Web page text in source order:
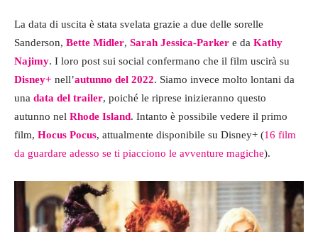
La data di uscita è stata svelata grazie a due delle sorelle
Sanderson, Bette Midler, Sarah Jessica-Parker e da Kathy
Najimy. I loro post sui social confermano che il film uscirà su
Disney+ nell’autunno del 2022. Siamo invece molto lontani da
una data del trailer, poiché le riprese inizieranno questo
autunno nel Rhode Island. Intanto è possibile vedere il primo
film, Hocus Pocus, attualmente disponibile su Disney+ (16 film
da guardare adesso se ti piacciono le avventure magiche).